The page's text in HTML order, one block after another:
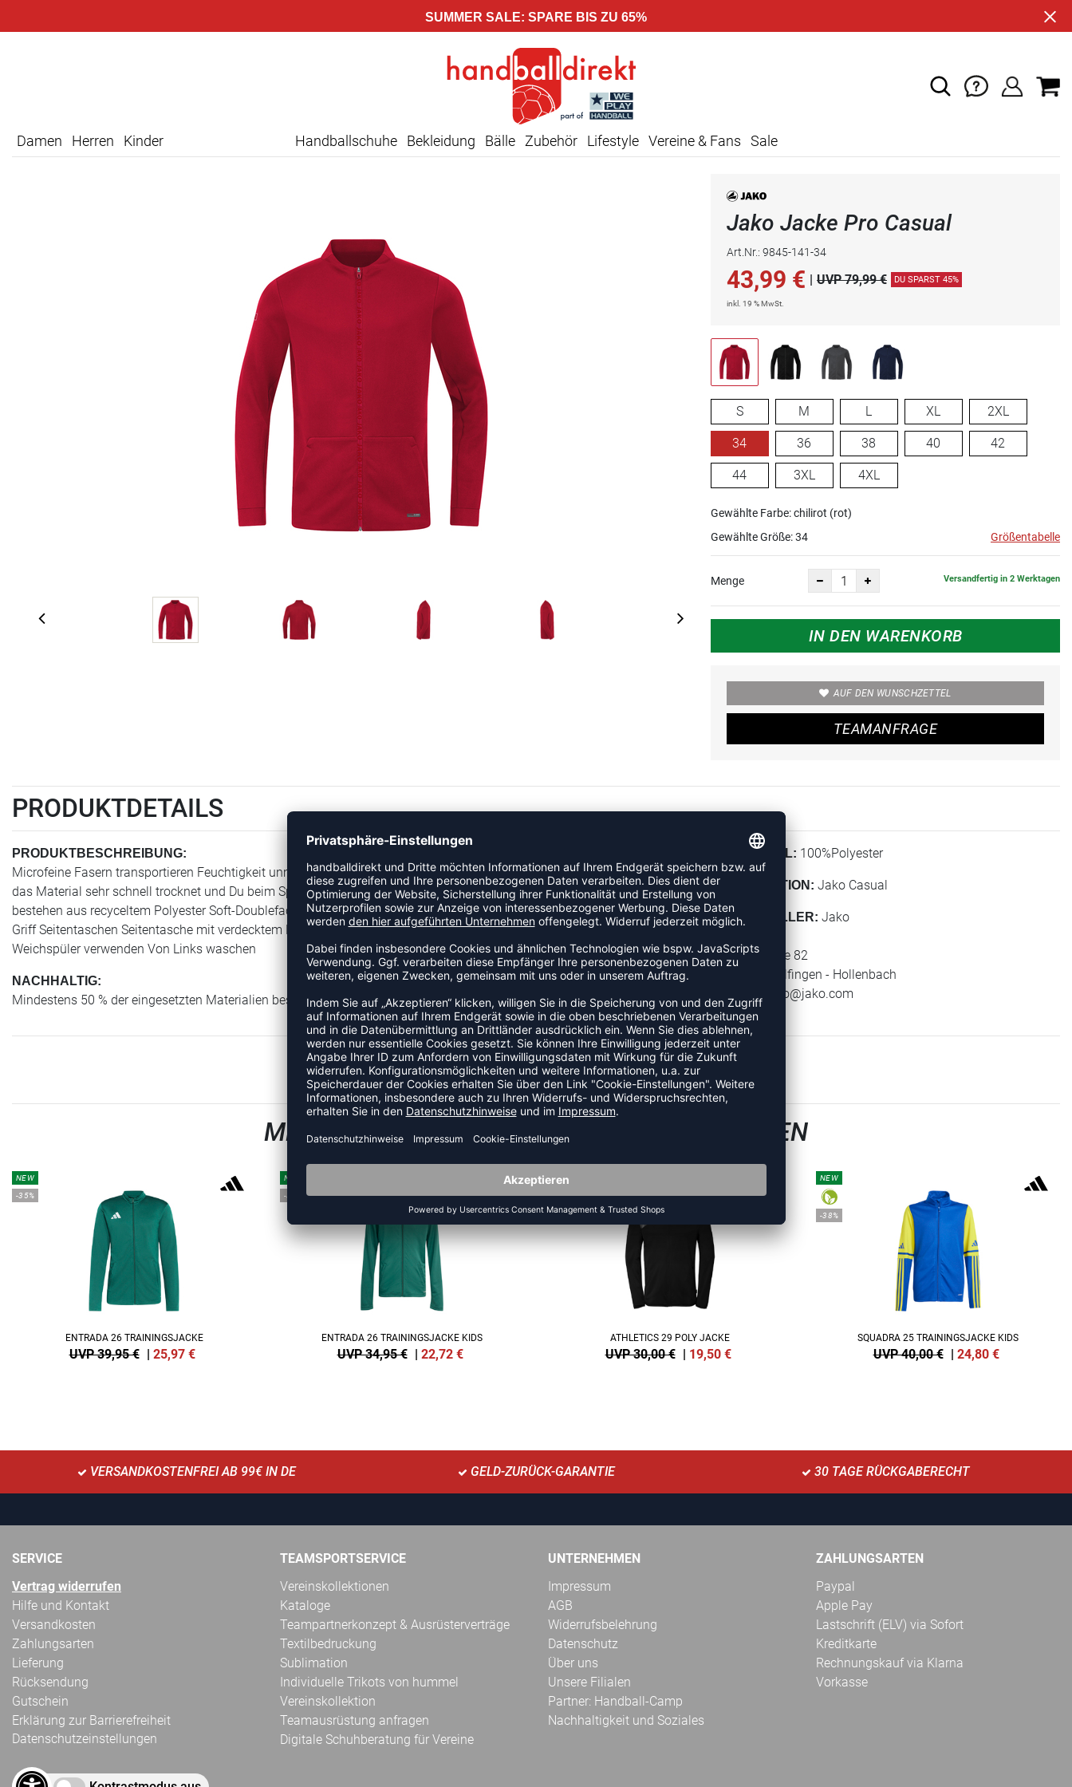
SUMMER SALE: SPARE BIS ZU 65%
Damen Herren Kinder Handballschuhe Bekleidung Bälle Zubehör Lifestyle Vereine & Fans Sale
Jako Jacke Pro Casual
Art.Nr.: 9845-141-34
43,99 € | UVP 79,99 € DU SPARST 45%
inkl. 19 % MwSt.
S M L XL 2XL
34 36 38 40 42
44 3XL 4XL
Gewählte Farbe: chilirot (rot)
Gewählte Größe:34 Größentabelle
Menge Versandfertig in 2 Werktagen
IN DEN WARENKORB
AUF DEN WUNSCHZETTEL
TEAMANFRAGE
PRODUKTDETAILS
PRODUKTBESCHREIBUNG:
Microfeine Fasern transportieren Feuchtigkeit unmittelbar an die Oberfläche des Stoffes. So gewährleistet KEEP DRY, dass
das Material sehr schnell trocknet und Du beim Sport nicht auskühlst. Mindestens 50 % der eingesetzten Materialien
bestehen aus recyceltem Polyester Soft-Doubleface-Polyester Reißverschluss mit JAKO Branding Sportiver Schnitt Weicher
Griff Seitentaschen Seitentasche mit verdecktem Reißverschluss Teamline Label Mit ähnlichen Farben waschen Keinen
Weichspüler verwenden Von Links waschen
NACHHALTIG:
Mindestens 50 % der eingesetzten Materialien bestehen aus recyceltem Polyester
MATERIAL: 100%Polyester
KOLLEKTION: Jako Casual
HERSTELLER: Jako
Amtstrasse 82
74673 Mulfingen - Hollenbach
info@jako.com
ZULETZT ANGESEHEN
MEHR AUS DER KATEGORIE TRAININGSJACKEN
NEW
-35%
ENTRADA 26 TRAININGSJACKE
UVP 39,95 € | 25,97 €
NEW
-35%
ENTRADA 26 TRAININGSJACKE KIDS
UVP 34,95 € | 22,72 €
NEW
-35%
ATHLETICS 29 POLY JACKE
UVP 30,00 € | 19,50 €
NEW
-38%
SQUADRA 25 TRAININGSJACKE KIDS
UVP 40,00 € | 24,80 €
VERSANDKOSTENFREI AB 99€ IN DE GELD-ZURÜCK-GARANTIE 30 TAGE RÜCKGABERECHT
SERVICE
Vertrag widerrufen
Hilfe und Kontakt
Versandkosten
Zahlungsarten
Lieferung
Rücksendung
Gutschein
Erklärung zur Barrierefreiheit
Datenschutzeinstellungen
TEAMSPORTSERVICE
Vereinskollektionen
Kataloge
Teampartnerkonzept & Ausrüsterverträge
Textilbedruckung
Sublimation
Individuelle Trikots von hummel
Vereinskollektion
Teamausrüstung anfragen
Digitale Schuhberatung für Vereine
UNTERNEHMEN
Impressum
AGB
Widerrufsbelehrung
Datenschutz
Über uns
Unsere Filialen
Partner: Handball-Camp
Nachhaltigkeit und Soziales
ZAHLUNGSARTEN
Paypal
Apple Pay
Lastschrift (ELV) via Sofort
Kreditkarte
Rechnungskauf via Klarna
Vorkasse